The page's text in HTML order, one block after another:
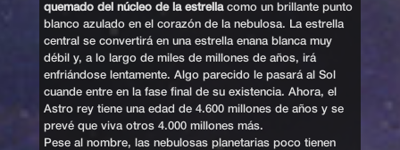
quemado del núcleo de la estrellacomo un brillante punto
blanco azulado en el corazón de la nebulosa. La estrella
central se convertirá en una estrella enana blanca muy
débil y, a lo largo de miles de millones de años, irá
enfriándose lentamente. Algo parecido le pasará al Sol
cuande entre en la fase final de su existencia. Ahora, el
Astro rey tiene una edad de 4.600 millones de años y se
prevé que viva otros 4.000 millones más.
Pese al nombre, las nebulosas planetarias poco tienen